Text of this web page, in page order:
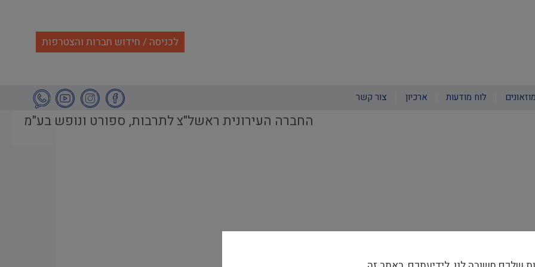
לכניסה / חידוש חברות והצטרפות
לוח מודעות ארכיון צור קשר
החברה העירונית ראשל"צ לתרבות, ספורט ונופש בע"מ